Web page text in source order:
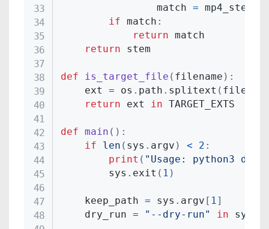
                match
= mp4_stem
if match :
return match
return stem
def is_target_file ( filename ) :
    ext
= os . path . splitext (
return ext in TARGET_EXTS
def main ( ) :
if
len ( sys . argv ) < 2 :
print ( "Usage: python3
        sys
. exit ( 1 )
    keep_path
= sys . argv [ 1 ]
    dry_run
= "--dry-run" in sys